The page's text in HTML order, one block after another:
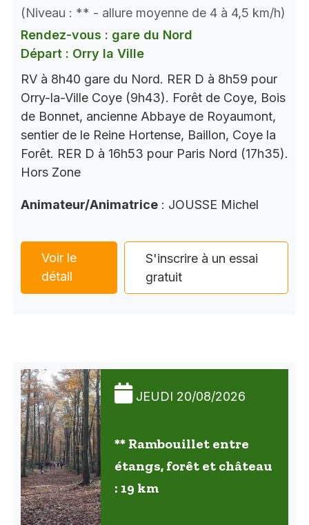
(Niveau : ** - allure moyenne de 4 à 4,5 km/h)
Rendez-vous : gare du Nord
Départ : Orry la Ville
RV à 8h40 gare du Nord. RER D à 8h59 pour
Orry-la-Ville Coye (9h43). Forêt de Coye, Bois
de Bonnet, ancienne Abbaye de Royaumont,
sentier de le Reine Hortense, Baillon, Coye la
Forêt. RER D à 16h53 pour Paris Nord (17h35).
Hors Zone
Animateur/Animatrice : JOUSSE Michel
Voir le
détail
S'inscrire à un essai
gratuit
JEUDI 20/08/2026
** Rambouillet entre
étangs, forêt et château
: 19 km